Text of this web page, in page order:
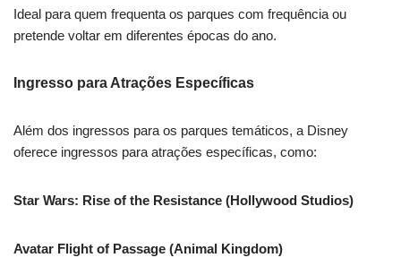
Ideal para quem frequenta os parques com frequência ou
pretende voltar em diferentes épocas do ano.
Ingresso para Atrações Específicas
Além dos ingressos para os parques temáticos, a Disney
oferece ingressos para atrações específicas, como:
Star Wars: Rise of the Resistance (Hollywood Studios)
Avatar Flight of Passage (Animal Kingdom)